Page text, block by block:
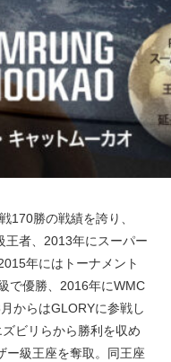
170勝の戦績を誇り、
王者、2013年にスーパー
年にはトーナメント
で優勝、2016年にWMC
からはGLORYに参戦し
ビリらから勝利を収め
ー級王座を奪取。同王座